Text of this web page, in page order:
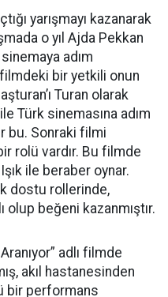
yarışmayı kazanarak
o yıl Ajda Pekkan
adım
filmdeki bir yetkili onun
Turan olarak
Türk sinemasına adım
bu. Sonraki filmi
rolü vardır. Bu filmde
ile beraber oynar.
dostu rollerinde,
beğeni kazanmıştır.
adlı filmde
akıl hastanesinden
bir performans